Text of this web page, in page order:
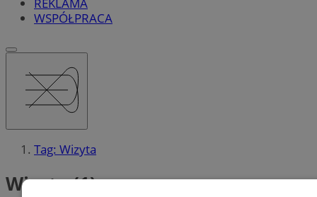
WSPÓŁPRACA
Tag: Wizyta
Wizyta (1)